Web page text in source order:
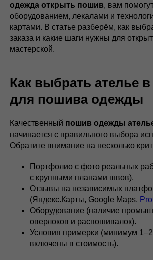
одежда открыть пошив, вам
оборудованием, лекалами и
картами. В статье разберём, как
заказа и какие шаги нужны для
мастерской.
Как выбрать ателье
для пошива одежды
Качественный пошив одежды
начинается с правильного выбора
Обратите внимание на несколько
Портфолио с фото реальных
с крупными планами швов).
Отзывы на независимых
(Яндекс.Карты, Google Maps,
Оборудование (наличие
оверлоков и распошивалок).
Условия примерки (минимум
включены в стоимость).